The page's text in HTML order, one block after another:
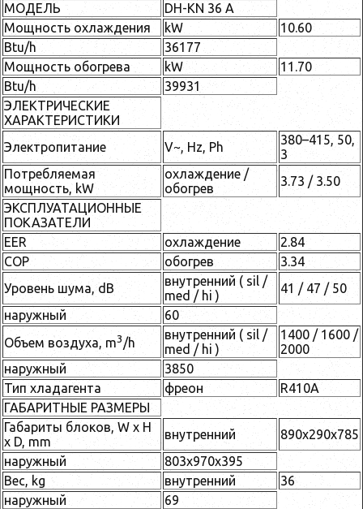
МОДЕЛЬ
DH-KN 36 A
Мощность охлаждения
kW
10.60
Btu/h
36177
Мощность обогрева
kW
11.70
Btu/h
39931
ЭЛЕКТРИЧЕСКИЕ
ХАРАКТЕРИСТИКИ
Электропитание
V~, Hz, Ph
380–415, 50,
3
Потребляемая
мощность, kW
охлаждение /
обогрев
3.73 / 3.50
ЭКСПЛУАТАЦИОННЫЕ
ПОКАЗАТЕЛИ
EER
охлаждение
2.84
COP
обогрев
3.34
Уровень шума, dB
внутренний ( sil /
med / hi )
41 / 47 / 50
наружный
60
Объем воздуха, m3 /h
внутренний ( sil /
med / hi )
1400 / 1600 /
2000
наружный
3850
Тип хладагента
фреон
R410A
ГАБАРИТНЫЕ РАЗМЕРЫ
Габариты блоков, W x H
x D, mm
внутренний
890x290x785
наружный
803x970x395
Вес, kg
внутренний
36
наружный
69